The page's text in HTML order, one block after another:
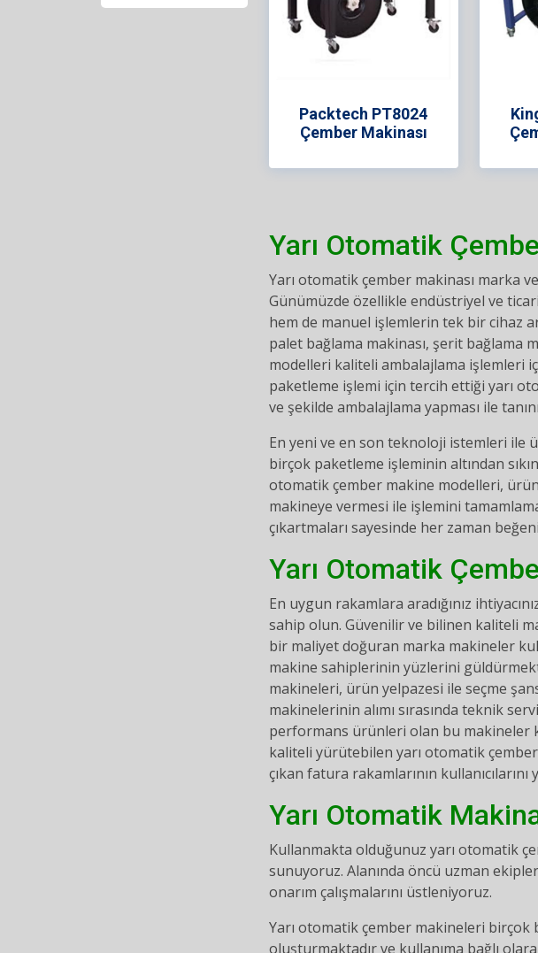
Packtech PT8024
Çember Makinası
Yarı Otomatik
Yarı otomatik çember makinası marka
Günümüzde özellikle endüstriyel ve
hem de manuel işlemlerin tek bir cihaz
palet bağlama makinası, şerit bağlama
modelleri kaliteli ambalajlama işlemleri
paketleme işlemi için tercih ettiği yarı
ve şekilde ambalajlama yapması ile
En yeni ve en son teknoloji istemleri ile
birçok paketleme işleminin altından
otomatik çember makine modelleri,
makineye vermesi ile işlemini
çıkartmaları sayesinde her zaman
Yarı Otomatik
En uygun rakamlara aradığınız
sahip olun. Güvenilir ve bilinen kaliteli
bir maliyet doğuran marka makineler
makine sahiplerinin yüzlerini
makineleri, ürün yelpazesi ile seçme
makinelerinin alımı sırasında teknik
performans ürünleri olan bu makineler
kaliteli yürütebilen yarı otomatik çember
çıkan fatura rakamlarının
Yarı Otomatik
Kullanmakta olduğunuz yarı otomatik
sunuyoruz. Alanında öncü uzman
onarım çalışmalarını üstleniyoruz.
Yarı otomatik çember makineleri birçok
oluşturmaktadır ve kullanıma bağlı